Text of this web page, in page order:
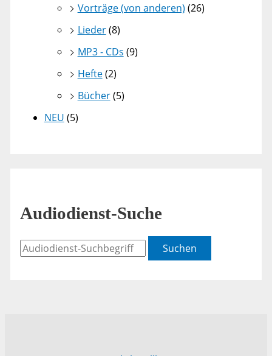
Vorträge (von anderen) (26)
Lieder(8)
MP3 - CDs (9)
Hefte(2)
Bücher(5)
NEU (5)
Audiodienst-Suche
Suchen